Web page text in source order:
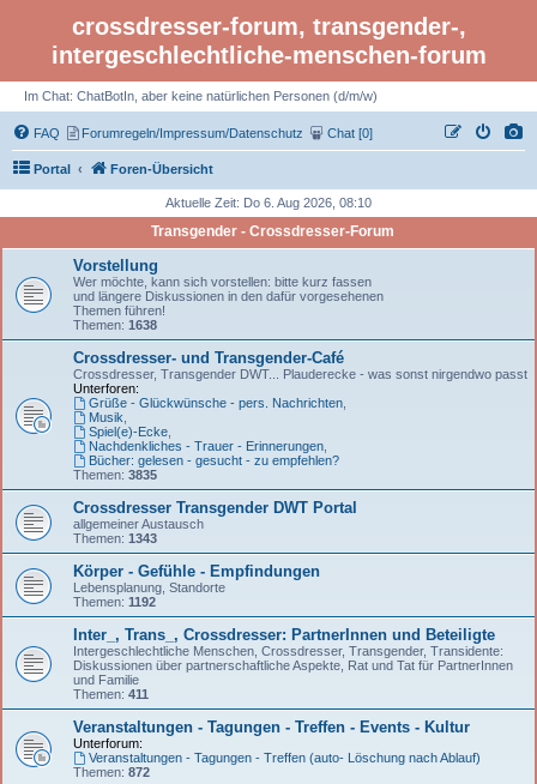
crossdresser-forum, transgender-,
intergeschlechtliche-menschen-forum
Im Chat: ChatBotIn, aber keine natürlichen Personen (d/m/w)
FAQ Forumregeln/Impressum/Datenschutz Chat [0]
Portal Foren-Übersicht
Aktuelle Zeit: Do 6. Aug 2026, 08:10
Transgender - Crossdresser-Forum
Vorstellung
Wer möchte, kann sich vorstellen: bitte kurz fassen
und längere Diskussionen in den dafür vorgesehenen
Themen führen!
Themen: 1638
Crossdresser- und Transgender-Café
Crossdresser, Transgender DWT... Plauderecke - was sonst nirgendwo passt
Unterforen:
Grüße - Glückwünsche - pers. Nachrichten,
Musik
Spiel(e)-Ecke,
Nachdenkliches - Trauer - Erinnerungen,
Bücher: gelesen - gesucht - zu empfehlen?
Themen: 3835
Crossdresser Transgender DWT Portal
allgemeiner Austausch
Themen: 1343
Körper - Gefühle - Empfindungen
Lebensplanung, Standorte
Themen: 1192
Inter_, Trans_, Crossdresser: PartnerInnen und Beteiligte
Intergeschlechtliche Menschen, Crossdresser, Transgender, Transidente:
Diskussionen über partnerschaftliche Aspekte, Rat und Tat für PartnerInnen
und Familie
Themen: 411
Veranstaltungen - Tagungen - Treffen - Events - Kultur
Unterforum:
Veranstaltungen - Tagungen - Treffen (auto- Löschung nach Ablauf)
Themen: 872